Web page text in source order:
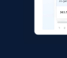
Product
price,